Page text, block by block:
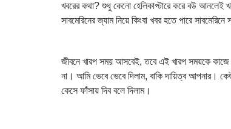
খবরের কথা? শুধু কেনো হেলিকাপ্টারে করে বউ আনলেই
সাবমেরিনের জ্যাম নিয়ে কিংবা খবর হতে পারে
জীবনে খারপ সময় আসবেই, তবে এই খারপ সময়কে কাজে
না। আমি ভেবে ভেবে দিলাম, বাকি দায়িত্ব আপনার।
কেসে ফাঁসায় দিব বলে দিলাম।